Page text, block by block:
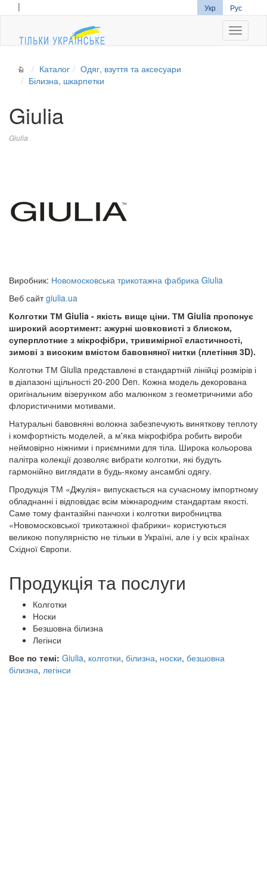
| Укр Рус
Каталог
Одяг, взуття та аксесуари
Білизна, шкарпетки
Giulia
Giulia
Виробник: Новомосковська трикотажна фабрика Giulia
Веб сайтgiulia.ua
Колготки ТМ Giulia - якість вище ціни. ТМ Giulia пропонує
широкий асортимент: ажурні шовковисті з блиском,
суперплотние з мікрофібри, тривимірної еластичності,
зимові з високим вмістом бавовняної нитки (плетіння 3D).
Колготки ТМ Giulia представлені в стандартній лінійці розмірів і
в діапазоні щільності 20-200 Den. Кожна модель декорована
оригінальним візерунком або малюнком з геометричними або
флористичними мотивами.
Натуральні бавовняні волокна забезпечують виняткову теплоту
і комфортність моделей, а м'яка мікрофібра робить вироби
неймовірно ніжними і приємними для тіла. Широка кольорова
палітра колекції дозволяє вибрати колготки, які будуть
гармонійно виглядати в будь-якому ансамблі одягу.
Продукція ТМ «Джулія» випускається на сучасному імпортному
обладнанні і відповідає всім міжнародним стандартам якості.
Саме тому фантазійні панчохи і колготки виробництва
«Новомосковської трикотажної фабрики» користуються
великою популярністю не тільки в Україні, але і у всіх країнах
Східної Європи.
Продукція та послуги
Колготки
Носки
Безшовна білизна
Легінси
Все по темі: Giulia, колготки, білизна, носки, безшовна
білизна, легінси